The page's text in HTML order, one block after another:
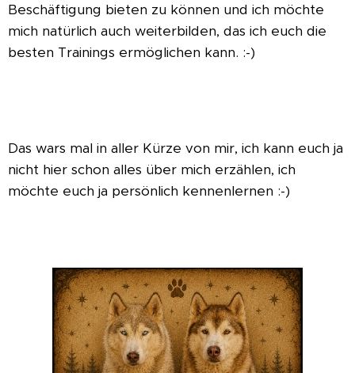
Beschäftigung bieten zu können und ich möchte
mich natürlich auch weiterbilden, das ich euch die
besten Trainings ermöglichen kann. :-)
Das wars mal in aller Kürze von mir, ich kann euch ja
nicht hier schon alles über mich erzählen, ich
möchte euch ja persönlich kennenlernen :-)